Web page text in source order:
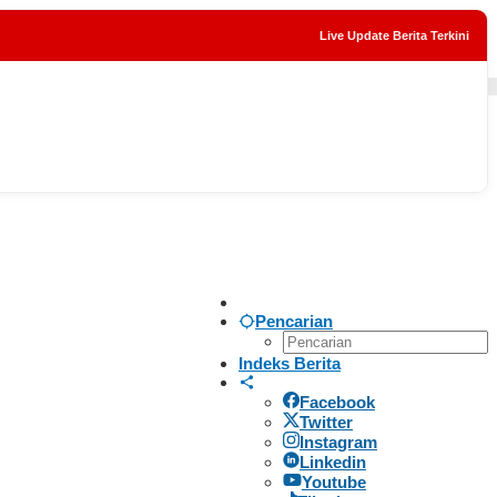
Live Update Berita Terkini
Pencarian
Indeks Berita
Facebook
Twitter
Instagram
Linkedin
Youtube